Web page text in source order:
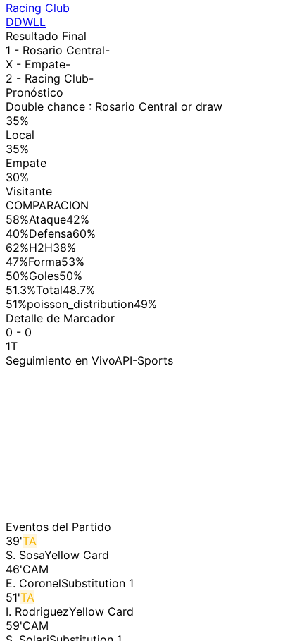
Racing Club
DDWLL
Resultado Final
1 - Rosario Central-
X - Empate-
2 - Racing Club-
Pronóstico
Double chance : Rosario Central or draw
35%
Local
35%
Empate
30%
Visitante
COMPARACION
58%Ataque42%
40%Defensa60%
62%H2H38%
47%Forma53%
50%Goles50%
51.3%Total48.7%
51%poisson_distribution49%
Detalle de Marcador
0 - 0
1T
Seguimiento en VivoAPI-Sports
Eventos del Partido
39'TA
S. SosaYellow Card
46'CAM
E. CoronelSubstitution 1
51'TA
I. RodriguezYellow Card
59'CAM